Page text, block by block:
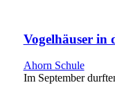
Vogelhäuser in
Ahorn Schule
Im September